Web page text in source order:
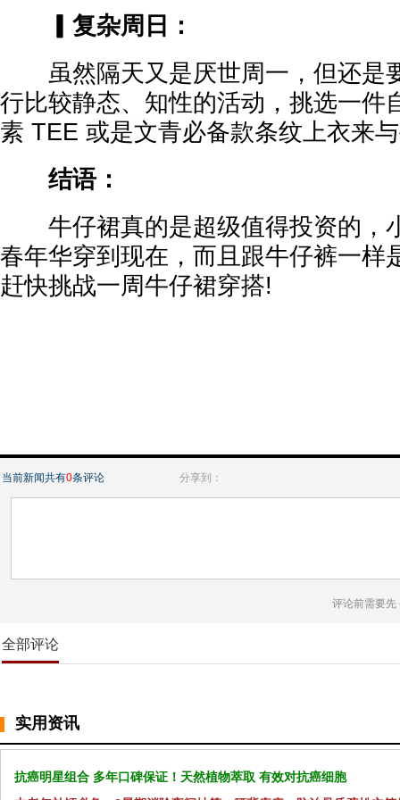
▎复杂周日：
虽然隔天又是厌世周一，但还是
行比较静态、知性的活动，挑选一件
素 TEE 或是文青必备款条纹上衣来
结语：
牛仔裙真的是超级值得投资的，
春年华穿到现在，而且跟牛仔裤一样
赶快挑战一周牛仔裙穿搭!
当前新闻共有0条评论 分享到：
评论前需要先
全部评论
实用资讯
抗癌明星组合 多年口碑保证！天然植物萃取 有效对抗癌细胞